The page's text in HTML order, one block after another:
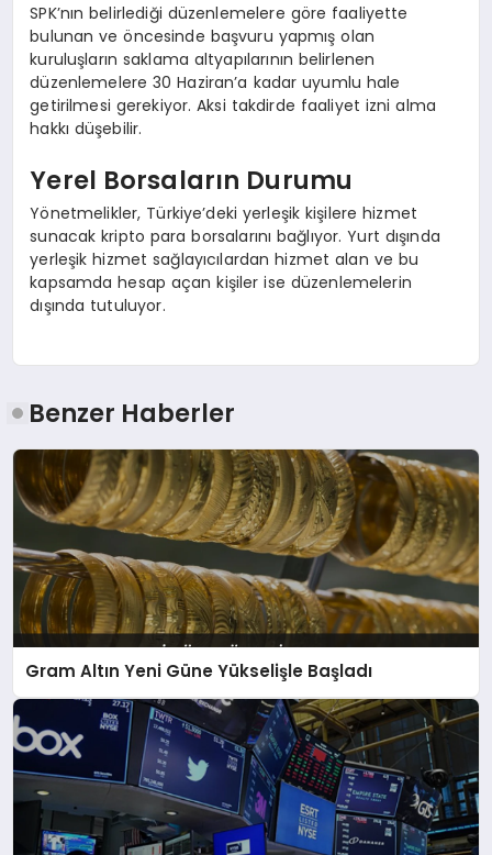
SPK’nın belirlediği düzenlemelere göre faaliyette
bulunan ve öncesinde başvuru yapmış olan
kuruluşların saklama altyapılarının belirlenen
düzenlemelere 30 Haziran’a kadar uyumlu hale
getirilmesi gerekiyor. Aksi takdirde faaliyet izni alma
hakkı düşebilir.
Yerel Borsaların Durumu
Yönetmelikler, Türkiye’deki yerleşik kişilere hizmet
sunacak kripto para borsalarını bağlıyor. Yurt dışında
yerleşik hizmet sağlayıcılardan hizmet alan ve bu
kapsamda hesap açan kişiler ise düzenlemelerin
dışında tutuluyor.
Benzer Haberler
Gram Altın Yeni Güne Yükselişle Başladı